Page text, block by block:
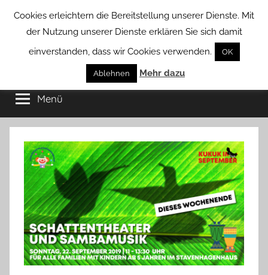
Borstel
von
Groß
Borstel
Menü
Cookies erleichtern die Bereitstellung unserer Dienste. Mit
der Nutzung unserer Dienste erklären Sie sich damit
einverstanden, dass wir Cookies verwenden.
OK
Ablehnen Mehr dazu